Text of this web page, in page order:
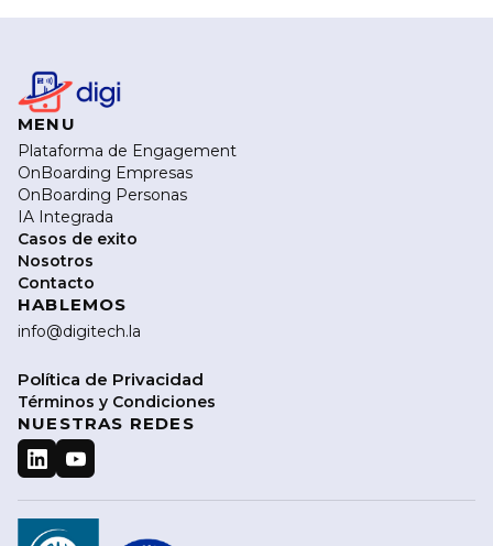
MENU
Plataforma de Engagement
OnBoarding Empresas
OnBoarding Personas
IA Integrada
Casos de exito
Nosotros
Contacto
HABLEMOS
info@digitech.la
Política de Privacidad
Términos y Condiciones
NUESTRAS REDES